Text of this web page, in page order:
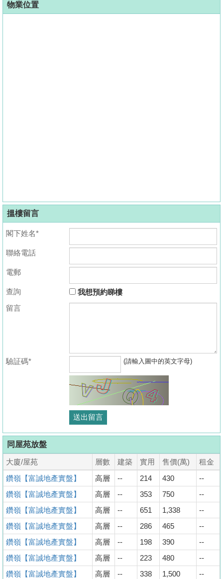
物業位置
搵樓留言
閣下姓名*
聯絡電話
電郵
查詢
我想預約睇樓
留言
驗証碼* (請輸入圖中的英文字母)
同屋苑放盤
大廈/屋苑 層數 建築 實用 售價(萬)
租金
鑽嶺【富誠地產實盤】
高層 -- 214 430
--
鑽嶺【富誠地產實盤】
高層 -- 353 750
--
鑽嶺【富誠地產實盤】
高層 -- 651 1,338
--
鑽嶺【富誠地產實盤】
高層 -- 286 465
--
鑽嶺【富誠地產實盤】
高層 -- 198 390
--
鑽嶺【富誠地產實盤】
高層 -- 223 480
--
鑽嶺【富誠地產實盤】
高層 -- 338 1,500 --